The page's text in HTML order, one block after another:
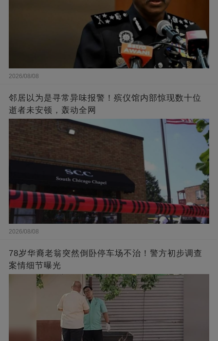
2026/08/08
邻居以为是寻常异味报警！殡仪馆内部惊现数十位
逝者未安顿，轰动全网
2026/08/08
78岁华裔老翁突然倒卧停车场不治！警方初步调查
案情细节曝光